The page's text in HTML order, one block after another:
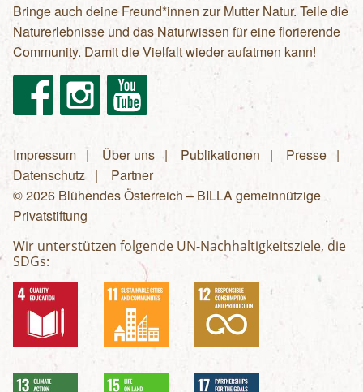
Bringe auch deine Freund*innen zur Mutter Natur. Teile die
Naturerlebnisse und das Naturwissen für eine florierende
Community. Damit die Vielfalt wieder aufatmen kann!
FacebookInstagram Youtube
Fußzeilenmenü
Impressum Über uns Publikationen
Presse
Datenschutz
Partner
© 2026 Blühendes Österreich – BILLA gemeinnützige
Privatstiftung
Wir unterstützen folgende UN-Nachhaltigkeitsziele, die
SDGs: